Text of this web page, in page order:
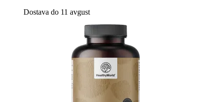
Dostava do 11 avgust